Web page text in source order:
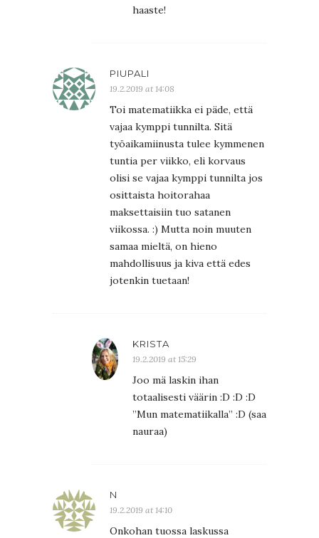
haaste!
PIUPALI
19.2.2019 at 14:08
Toi matematiikka ei päde, että
vajaa kymppi tunnilta. Sitä
työaikamiinusta tulee kymmenen
tuntia per viikko, eli korvaus
olisi se vajaa kymppi tunnilta jos
osittaista hoitorahaa
maksettaisiin tuo satanen
viikossa. :) Mutta noin muuten
samaa mieltä, on hieno
mahdollisuus ja kiva että edes
jotenkin tuetaan!
KRISTA
19.2.2019 at 15:29
Joo mä laskin ihan
totaalisesti väärin :D :D :D
”Mun matematiikalla” :D (saa
nauraa)
N
19.2.2019 at 14:10
Onkohan tuossa laskussa